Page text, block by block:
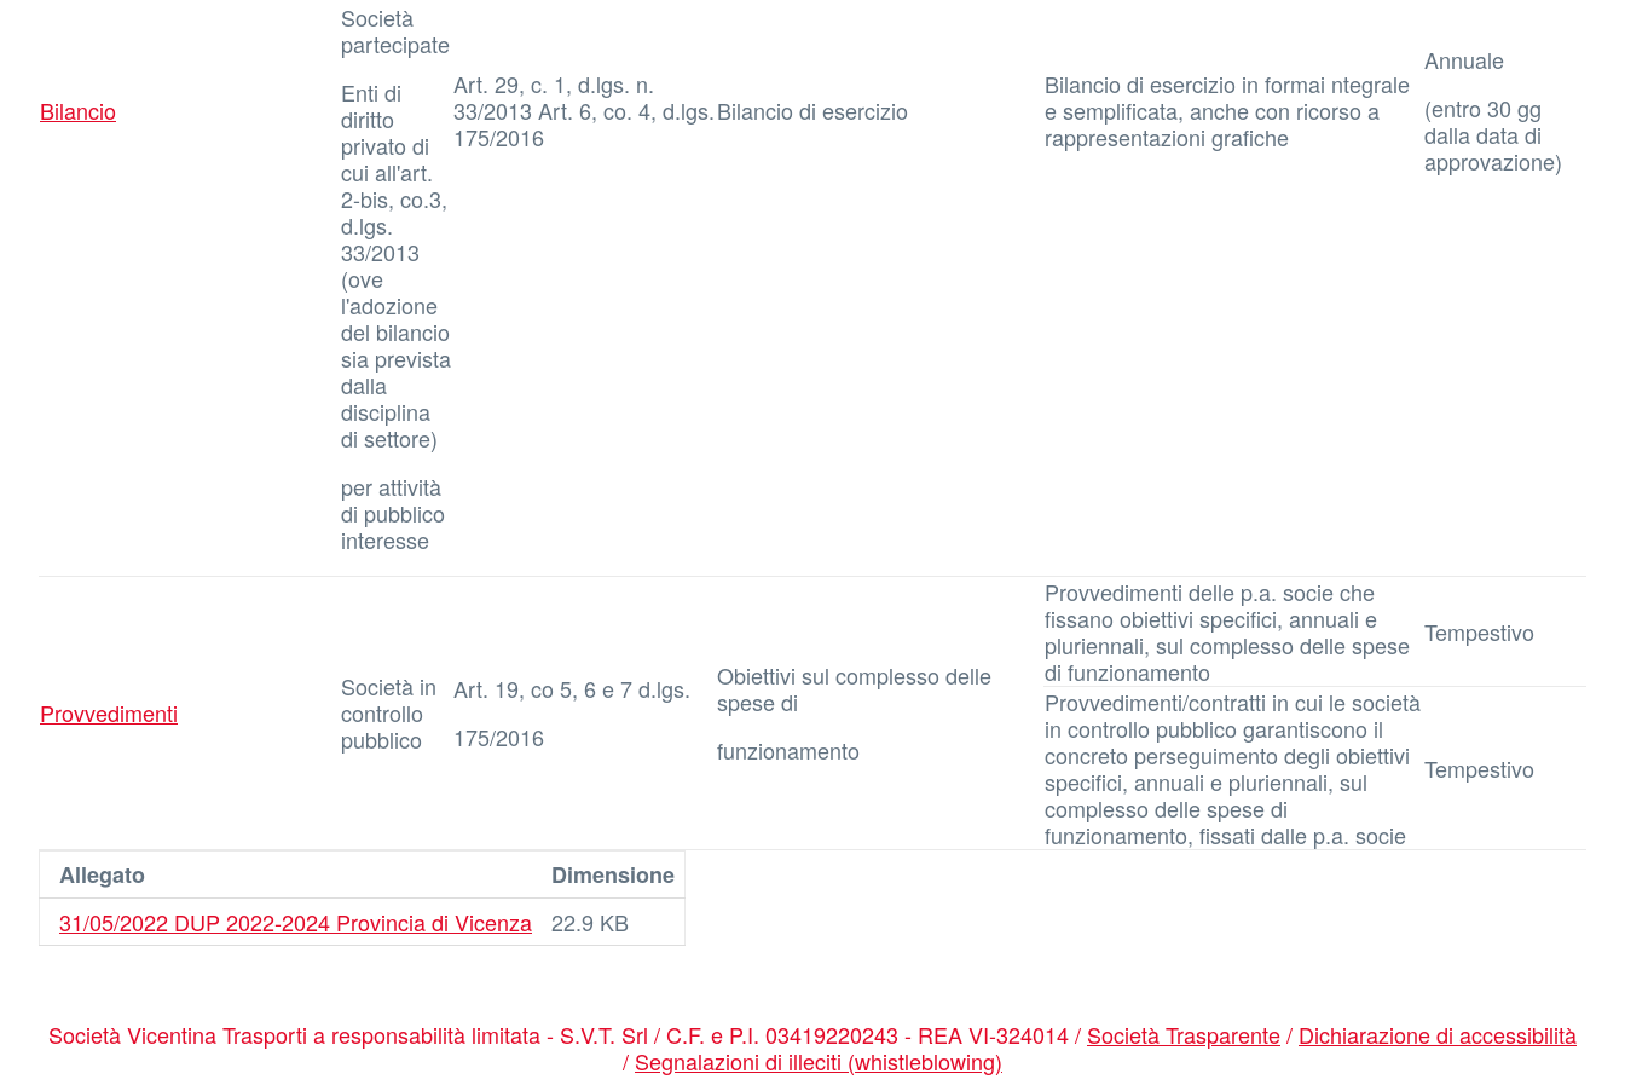
Bilancio
Società
partecipate
Enti di
diritto
privato di
cui all'art.
2-bis, co.3,
d.lgs.
33/2013
(ove
l'adozione
del bilancio
sia prevista
dalla
disciplina
di settore)
per attività
di pubblico
interesse
Art. 29, c. 1, d.lgs. n.
33/2013 Art. 6, co. 4, d.lgs.
175/2016
Bilancio di esercizio
Bilancio di esercizio in formai ntegrale
e semplificata, anche con ricorso a
rappresentazioni grafiche
Annuale
(entro 30 gg
dalla data di
approvazione)
Provvedimenti
Società in
controllo
pubblico
Art. 19, co 5, 6 e 7 d.lgs.
175/2016
Obiettivi sul complesso delle
spese di
funzionamento
Provvedimenti delle p.a. socie che
fissano obiettivi specifici, annuali e
pluriennali, sul complesso delle spese
di funzionamento
Tempestivo
Provvedimenti/contratti in cui le società
in controllo pubblico garantiscono il
concreto perseguimento degli obiettivi
specifici, annuali e pluriennali, sul
complesso delle spese di
funzionamento, fissati dalle p.a. socie
Tempestivo
Allegato
Dimensione
31/05/2022 DUP 2022-2024 Provincia di Vicenza
22.9 KB
Società Vicentina Trasporti a responsabilità limitata - S.V.T. Srl / C.F. e P.I. 03419220243 - REA VI-324014 / Società Trasparente/ Dichiarazione di accessibilità
/ Segnalazioni di illeciti (whistleblowing)